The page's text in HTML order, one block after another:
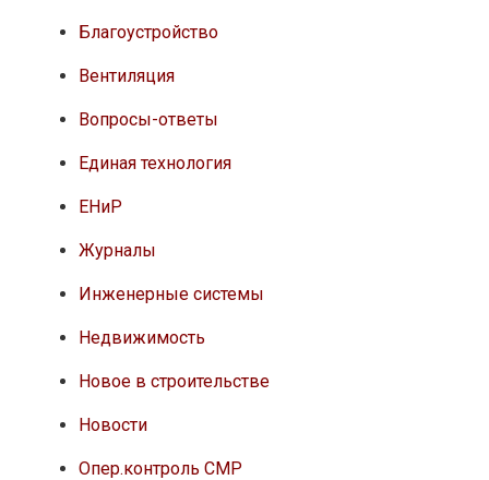
Благоустройство
Вентиляция
Вопросы-ответы
Единая технология
ЕНиР
Журналы
Инженерные системы
Недвижимость
Новое в строительстве
Новости
Опер.контроль СМР